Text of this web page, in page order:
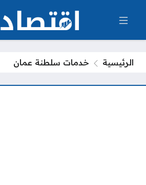
الرئيسية خدمات سلطنة عمان